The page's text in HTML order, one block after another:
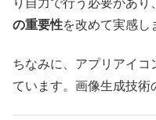
の重要性を改めて実感し
ちなみに、アプリアイコ
ています。画像生成技術